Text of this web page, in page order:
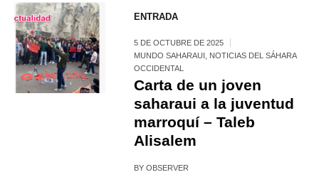
ENTRADA
5 DE OCTUBRE DE 2025
MUNDO SAHARAUI
NOTICIAS DEL SÁHARA
OCCIDENTAL
Carta de un joven
saharaui a la juventud
marroquí – Taleb
Alisalem
BYOBSERVER